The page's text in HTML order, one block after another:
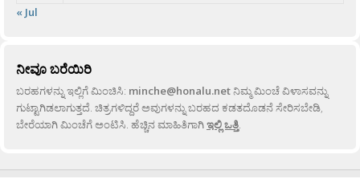
« Jul
ನೀವೂ ಬರೆಯಿರಿ
ಬರಹಗಳನ್ನು ಇಲ್ಲಿಗೆ ಮಿಂಚಿಸಿ: minche@honalu.netನಿಮ್ಮ ಮಿಂಚೆ ವಿಳಾಸವನ್ನು
ಗುಟ್ಟಾಗಿಡಲಾಗುತ್ತದೆ. ಚಿತ್ರಗಳಿದ್ದರೆ ಅವುಗಳನ್ನು ಬರಹದ ಕಡತದೊಡನೆ ಸೇರಿಸಬೇಡಿ,
ಬೇರೆಯಾಗಿ ಮಿಂಚೆಗೆ ಅಂಟಿಸಿ. ಹೆಚ್ಚಿನ ಮಾಹಿತಿಗಾಗಿಇಲ್ಲಿ ಒತ್ತಿ